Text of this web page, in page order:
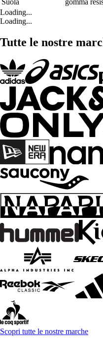
Suola
gomma
Loading...
Loading...
Tutte le nostre
Scopri tutte le nostre marche